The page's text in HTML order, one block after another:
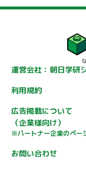
運営会社：朝日学研
利用規約
広告掲載について
（企業様向け）
※パートナー企業のペー
お問い合わせ